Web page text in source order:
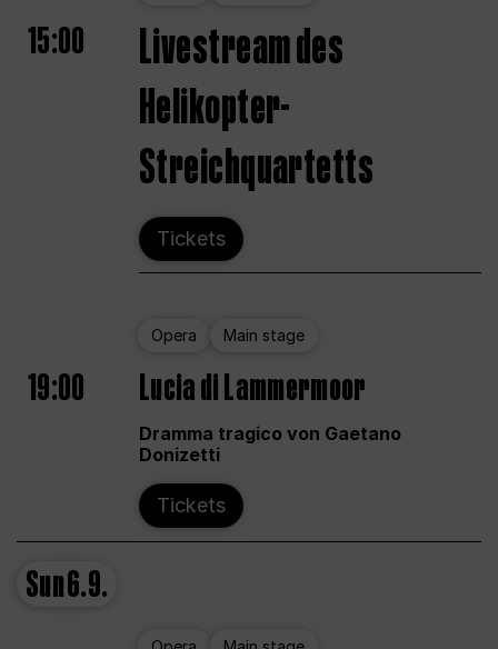
15:00
Livestream des
Helikopter-
Streichquartetts
Tickets
Opera Main stage
19:00 Lucia di Lammermoor
Dramma tragico von Gaetano
Donizetti
Tickets
Sun6.9.